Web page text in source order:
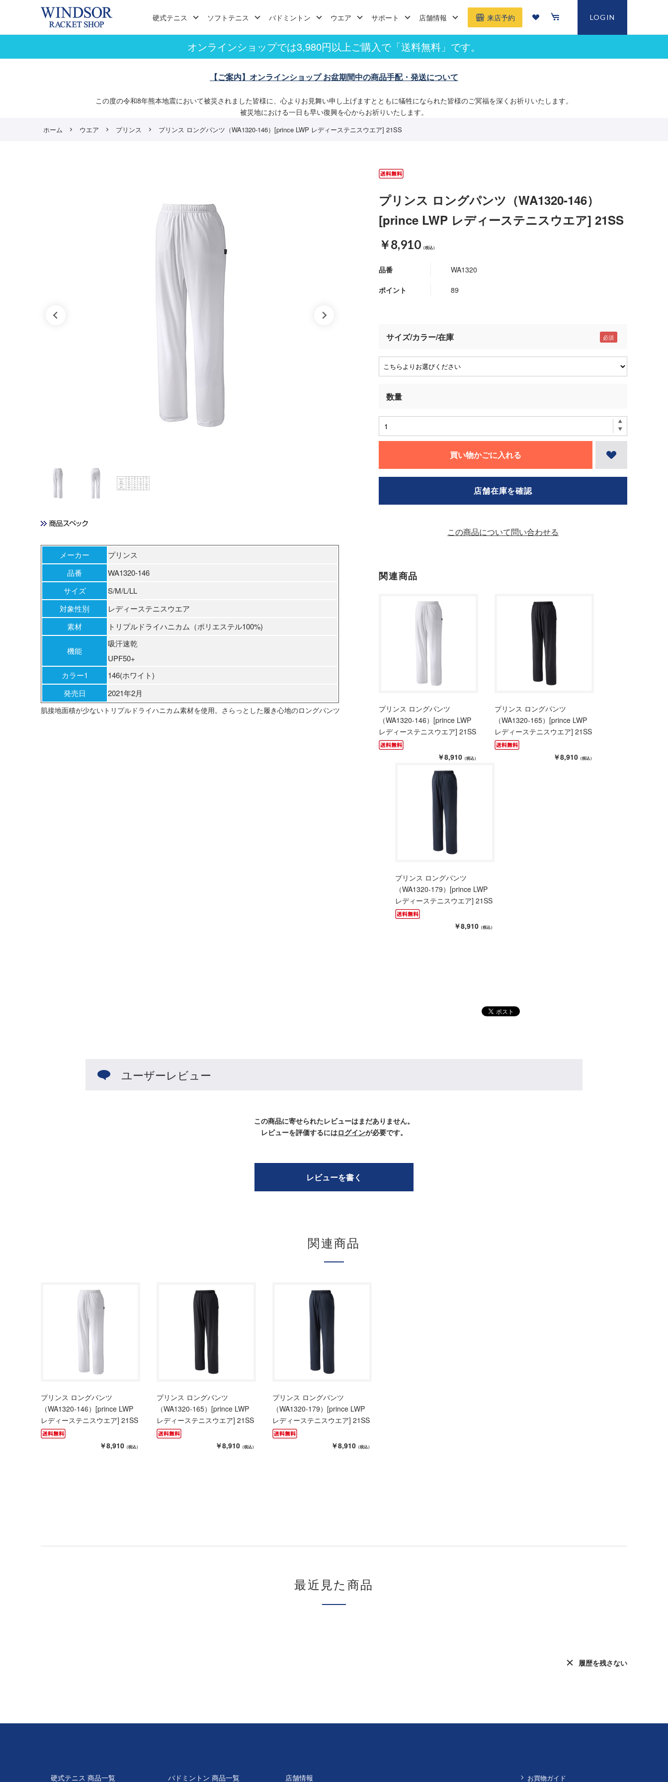
硬式テニス ソフトテニス バドミントン ウエア サポート 店舗情報 来店予約 LOGIN
オンラインショップでは3,980円以上ご購入で「送料無料」です。
【ご案内】オンラインショップ お盆期間中の商品手配・発送について
この度の令和8年熊本地震において被災されました皆様に、心よりお見舞い申し上げますとともに犠牲になられた皆様のご冥福を深くお祈りいたします。
被災地における一日も早い復興を心からお祈りいたします。
ホーム ウエア プリンス プリンス ロングパンツ（WA1320-146）[prince LWP レディーステニスウエア] 21SS
メーカー
プリンス
品番
WA1320-146
サイズ
S/M/L/LL
対象性別
レディーステニスウエア
素材
トリプルドライハニカム（ポリエステル100%)
機能
吸汗速乾
UPF50+
カラー1
146(ホワイト)
発売日
2021年2月
肌接地面積が少ないトリプルドライハニカム素材を使用。さらっとした履き心地のロングパンツ
プリンス ロングパンツ（WA1320-146）
[prince LWP レディーステニスウエア] 21SS
￥8,910 （税込）
品番 WA1320
ポイント 89
サイズ/カラー/在庫
買い物かごに入れる
関連商品
プリンス ロングパンツ
（WA1320-146）[prince LWP
レディーステニスウエア] 21SS
￥8,910 （税込）
プリンス ロングパンツ
（WA1320-165）[prince LWP
レディーステニスウエア] 21SS
￥8,910 （税込）
プリンス ロングパンツ
（WA1320-179）[prince LWP
レディーステニスウエア] 21SS
￥8,910 （税込）
この商品について問い合わせる
店舗在庫を確認
ユーザーレビュー
この商品に寄せられたレビューはまだありません。
レビューを評価するにはログインが必要です。
レビューを書く
関連商品
プリンス ロングパンツ
（WA1320-146）[prince LWP
レディーステニスウエア] 21SS
￥8,910 （税込）
プリンス ロングパンツ
（WA1320-165）[prince LWP
レディーステニスウエア] 21SS
￥8,910 （税込）
プリンス ロングパンツ
（WA1320-179）[prince LWP
レディーステニスウエア] 21SS
￥8,910 （税込）
最近見た商品
履歴を残さない
硬式テニス 商品一覧 バドミントン 商品一覧 店舗情報 お買物ガイド